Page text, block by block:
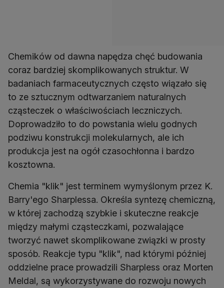
Chemików od dawna napędza chęć budowania
coraz bardziej skomplikowanych struktur. W
badaniach farmaceutycznych często wiązało się
to ze sztucznym odtwarzaniem naturalnych
cząsteczek o właściwościach leczniczych.
Doprowadziło to do powstania wielu godnych
podziwu konstrukcji molekularnych, ale ich
produkcja jest na ogół czasochłonna i bardzo
kosztowna.
Chemia "klik" jest terminem wymyślonym przez K.
Barry'ego Sharplessa. Określa syntezę chemiczną,
w której zachodzą szybkie i skuteczne reakcje
między małymi cząsteczkami, pozwalające
tworzyć nawet skomplikowane związki w prosty
sposób. Reakcje typu "klik", nad którymi później
oddzielne prace prowadzili Sharpless oraz Morten
Meldal, są wykorzystywane do rozwoju nowych